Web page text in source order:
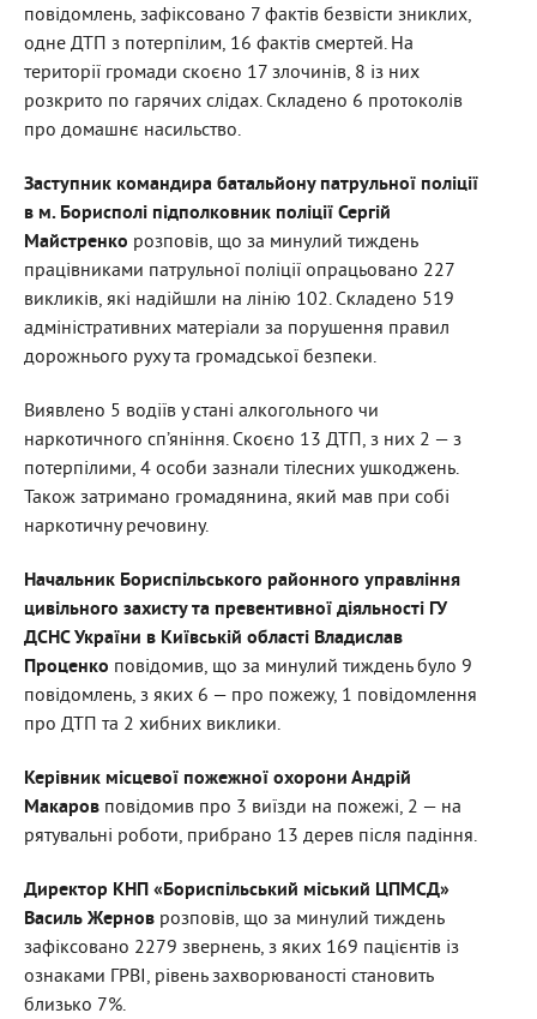
повідомлень, зафіксовано 7 фактів безвісти зниклих,
одне ДТП з потерпілим, 16 фактів смертей. На
території громади скоєно 17 злочинів, 8 із них
розкрито по гарячих слідах. Складено 6 протоколів
про домашнє насильство.
Заступник командира батальйону патрульної поліції
в м. Борисполі підполковник поліції Сергій
Майстренко розповів, що за минулий тиждень
працівниками патрульної поліції опрацьовано 227
викликів, які надійшли на лінію 102. Складено 519
адміністративних матеріали за порушення правил
дорожнього руху та громадської безпеки.
Виявлено 5 водіїв у стані алкогольного чи
наркотичного сп’яніння. Скоєно 13 ДТП, з них 2 — з
потерпілими, 4 особи зазнали тілесних ушкоджень.
Також затримано громадянина, який мав при собі
наркотичну речовину.
Начальник Бориспільського районного управління
цивільного захисту та превентивної діяльності ГУ
ДСНС України в Київській області Владислав
Проценко повідомив, що за минулий тиждень було 9
повідомлень, з яких 6 — про пожежу, 1 повідомлення
про ДТП та 2 хибних виклики.
Керівник місцевої пожежної охорони Андрій
Макаров повідомив про 3 виїзди на пожежі, 2 — на
рятувальні роботи, прибрано 13 дерев після падіння.
Директор КНП «Бориспільський міський ЦПМСД»
Василь Жернов розповів, що за минулий тиждень
зафіксовано 2279 звернень, з яких 169 пацієнтів із
ознаками ГРВІ, рівень захворюваності становить
близько 7%.